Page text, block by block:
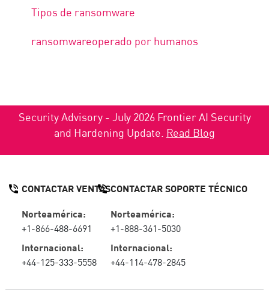
Tipos de ransomware
ransomwareoperado por humanos
Security Advisory - July 2026 Frontier AI Security
and Hardening Update. Read Blog
CONTACTAR VENTAS
Norteamérica:
+1-866-488-6691
Internacional:
+44-125-333-5558
CONTACTAR SOPORTE TÉCNICO
Norteamérica:
+1-888-361-5030
Internacional:
+44-114-478-2845